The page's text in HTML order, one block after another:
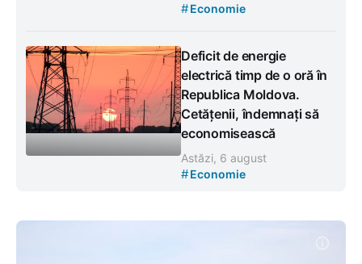
#Economie
Deficit de energie
electrică timp de o oră în
Republica Moldova.
Cetățenii, îndemnați să
economisească
Astăzi, 6 august
#Economie